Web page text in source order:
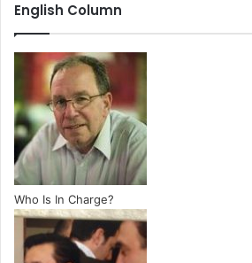
English Column
Who Is In Charge?